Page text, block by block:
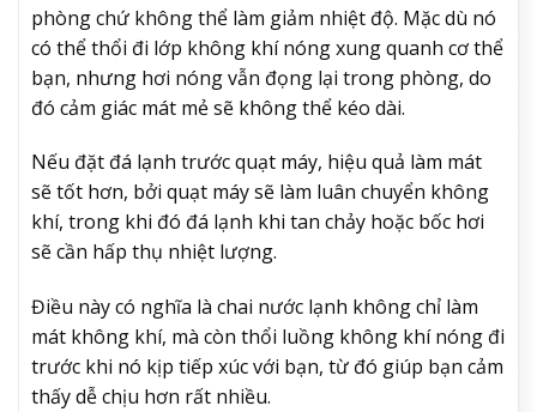
phòng chứ không thể làm giảm nhiệt độ. Mặc dù nó
có thể thổi đi lớp không khí nóng xung quanh cơ thể
bạn, nhưng hơi nóng vẫn đọng lại trong phòng, do
đó cảm giác mát mẻ sẽ không thể kéo dài.
Nếu đặt đá lạnh trước quạt máy, hiệu quả làm mát
sẽ tốt hơn, bởi quạt máy sẽ làm luân chuyển không
khí, trong khi đó đá lạnh khi tan chảy hoặc bốc hơi
sẽ cần hấp thụ nhiệt lượng.
Điều này có nghĩa là chai nước lạnh không chỉ làm
mát không khí, mà còn thổi luồng không khí nóng đi
trước khi nó kịp tiếp xúc với bạn, từ đó giúp bạn cảm
thấy dễ chịu hơn rất nhiều.